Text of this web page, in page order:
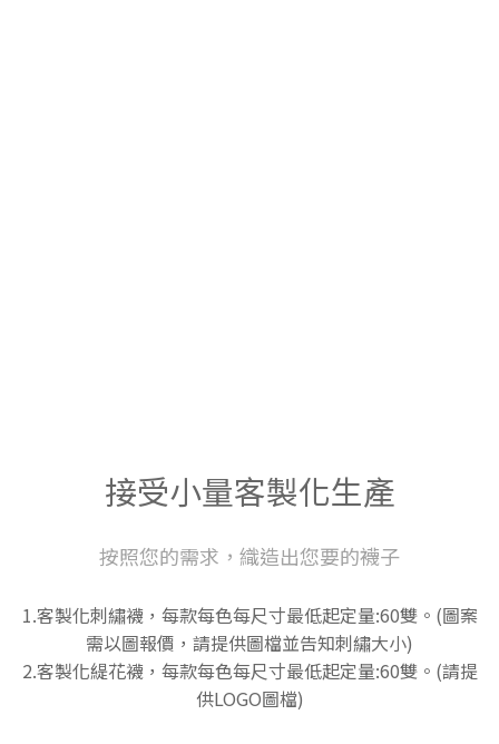
接受小量客製化生產
按照您的需求，織造出您要的襪子
1.客製化刺繡襪，每款每色每尺寸最低起定量:60雙。(圖案
需以圖報價，請提供圖檔並告知刺繡大小)
2.客製化緹花襪，每款每色每尺寸最低起定量:60雙。(請提
供LOGO圖檔)